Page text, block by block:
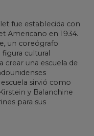
fue establecida con
Americano en 1934.
un coreógrafo
cultural
crear una escuela de
sirvió como
y Balanchine
para sus